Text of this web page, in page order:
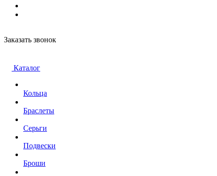
Заказать звонок
Каталог
Кольца
Браслеты
Серьги
Подвески
Броши